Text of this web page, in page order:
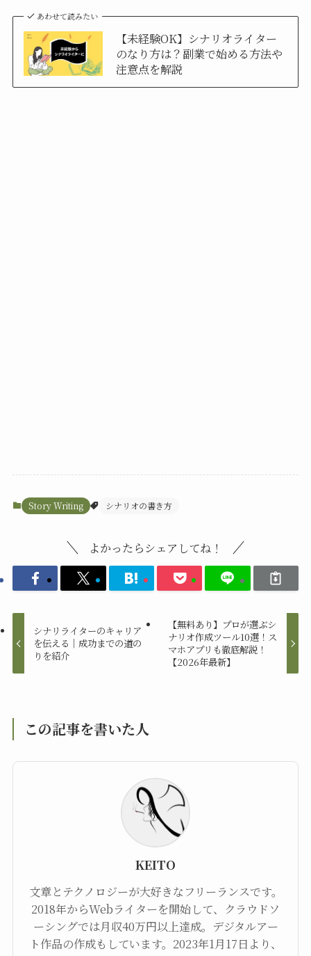
あわせて読みたい
【未経験OK】シナリオライター
のなり方は？副業で始める方法や
注意点を解説
Story Writing シナリオの書き方
よかったらシェアしてね！
シナリライターのキャリア
を伝える｜成功までの道の
りを紹介
【無料あり】プロが選ぶシ
ナリオ作成ツール10選！ス
マホアプリも徹底解説！
【2026年最新】
この記事を書いた人
KEITO
文章とテクノロジーが大好きなフリーランスです。
2018年からWebライターを開始して、クラウドソ
ーシングでは月収40万円以上達成。デジタルアー
ト作品の作成もしています。2023年1月17日より、